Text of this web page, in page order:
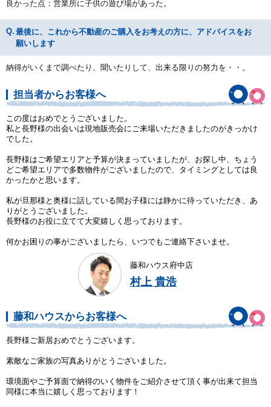
良かった点：営業所に子供の遊び場があった。
最後に、これから不動産のご購入をお考えの方に、アドバイスをお
願いします
納得がいくまで調べたり、聞いたりして、出来る限りの努力を・・。
担当者からお客様へ
この度はおめでとうございました。
私と長野様の出会いは現地販売会にご来場いただきましたのがきっかけ
でした。
長野様はご希望エリアと予算が決まっていましたが、お探し中、ちょう
どご希望エリアで多数物件がございましたので、タイミングとしては良
かったかと思います。
私が旦那様と奥様に話している間お子様には静かに待っていただき、あ
りがとうございました。
長野様のお役に立てて大変嬉しく思っております。
何かお困りの事がございましたら、いつでもご連絡下さいませ。
藤和ハウス府中店
村上 貴浩
藤和ハウスからお客様へ
長野様ご新居おめでとうございます。
素敵なご家族の写真ありがとうございました。
環境面やご予算面で納得のいく物件をご紹介させて頂く事が出来て担当
同様に本当に嬉しく思っております！